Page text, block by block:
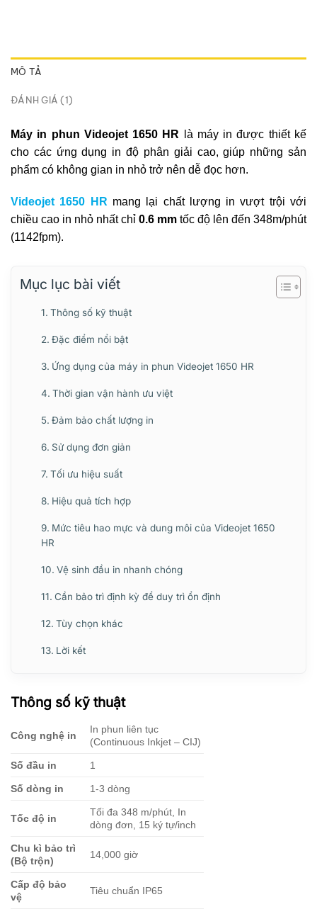
MÔ TẢ
ĐÁNH GIÁ (1)
Máy in phun Videojet 1650 HR là máy in được thiết kế
cho các ứng dụng in độ phân giải cao, giúp những sản
phẩm có không gian in nhỏ trở nên dễ đọc hơn.
Videojet 1650 HR mang lại chất lượng in vượt trội với
chiều cao in nhỏ nhất chỉ 0.6 mm tốc độ lên đến 348m/phút
(1142fpm).
Mục lục bài viết
Thông số kỹ thuật
Đặc điểm nổi bật
Ứng dụng của máy in phun Videojet 1650 HR
Thời gian vận hành ưu việt
Đảm bảo chất lượng in
Sử dụng đơn giản
Tối ưu hiệu suất
Hiệu quả tích hợp
Mức tiêu hao mực và dung môi của Videojet 1650
HR
Vệ sinh đầu in nhanh chóng
Cần bảo trì định kỳ để duy trì ổn định
Tùy chọn khác
Lời kết
Thông số kỹ thuật
Công nghệ in
In phun liên tục
(Continuous Inkjet – CIJ)
Số đầu in 1
Số dòng in 1-3 dòng
Tốc độ in
Tối đa 348 m/phút, In
dòng đơn, 15 ký tự/inch
Chu kì bảo trì
(Bộ trộn)
14,000 giờ
Cấp độ bảo
vệ
Tiêu chuẩn IP65